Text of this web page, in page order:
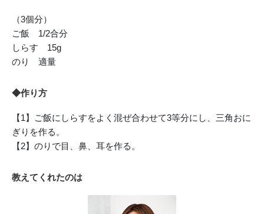
（3個分）
ご飯 1/2合分
しらす 15g
のり 適量
◆作り方
【1】ご飯にしらすをよく混ぜ合わせて3等分にし、三角おに
ぎりを作る。
【2】のりで目、鼻、耳を作る。
教えてくれたのは